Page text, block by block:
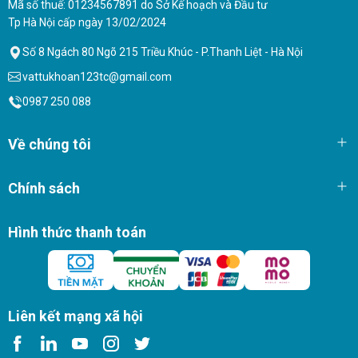
Khai thác mỏ:Khoan tạo lỗ để nổ mìn khai thác khoáng sản.
trình.
Thông số kỹ thuật chính
Mã số thuế: 01234567891 do Sở Kế hoạch và Đầu tư
Tp Hà Nội cấp ngày 13/02/2024
Số 8 Ngách 80 Ngõ 215 Triều Khúc - P.Thanh Liệt - Hà Nội
vattukhoan123tc@gmail.com
0987 250 088
Về chúng tôi
Chính sách
Hình thức thanh toán
Liên kết mạng xã hội